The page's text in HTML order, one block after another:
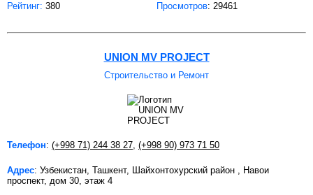
Рейтинг: 380 Просмотров: 29461
UNION MV PROJECT
Строительство и Ремонт
Телефон: (+998 71) 244 38 27, (+998 90) 973 71 50
Адрес: Узбекистан, Ташкент, Шайхонтохурский район , Навои
проспект, дом 30, этаж 4